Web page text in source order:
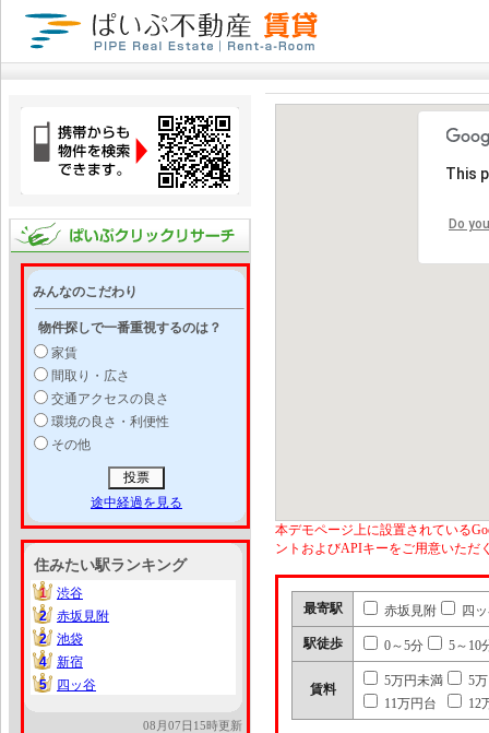
みんなのこだわり
物件探しで一番重視するのは？
家賃
間取り・広さ
交通アクセスの良さ
環境の良さ・利便性
その他
途中経過を見る
住みたい駅ランキング
1
1
渋谷
2
2
赤坂見附
2
2
池袋
4
4
新宿
5
5 四ッ谷
08月07日15時更新
This
Do
本デモページ上に設置されている
ントおよびAPIキーをご用意いただ
最寄駅 赤坂見附 四
駅徒歩 0～5分 5～10
賃料
5万円未満
5
11万円台
12